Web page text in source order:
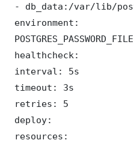
- db_data:/var/lib/
environment:
healthcheck:
interval: 5s
timeout: 3s
retries: 5
deploy:
resources: